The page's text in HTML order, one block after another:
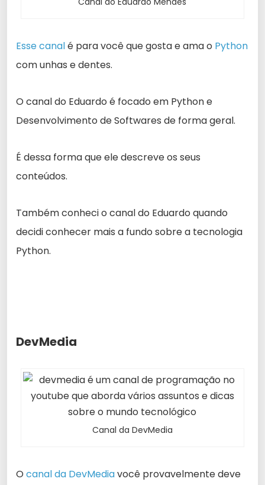
Esse canalé para você que gosta e ama o Python
com unhas e dentes.
O canal do Eduardo é focado em Python e
Desenvolvimento de Softwares de forma geral.
É dessa forma que ele descreve os seus
conteúdos.
Também conheci o canal do Eduardo quando
decidi conhecer mais a fundo sobre a tecnologia
Python.
DevMedia
Canal da DevMedia
O canal da DevMediavocê provavelmente deve